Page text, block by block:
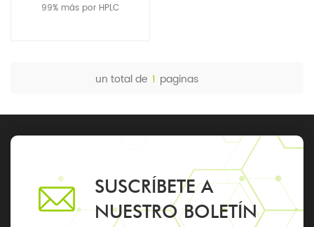
4
99% más por HPLC
un total de 1 paginas
SUSCRÍBETE A
NUESTRO BOLETÍN